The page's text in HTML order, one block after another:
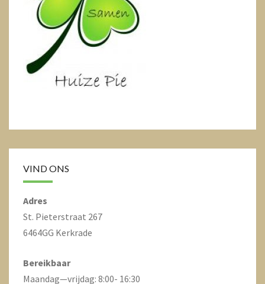
VIND ONS
Adres
St. Pieterstraat 267
6464GG Kerkrade
Bereikbaar
Maandag—vrijdag: 8:00- 16:30